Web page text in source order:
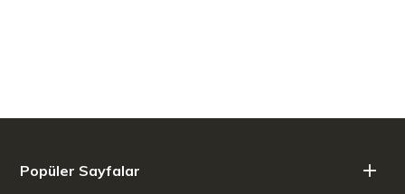
Popüler Sayfalar